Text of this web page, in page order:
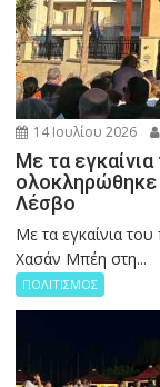
14 Ιουλίου 2026
Με τα
ολοκληρώθηκε
Λέσβο
Με τα εγκαίνια
Χασάν Μπέη στη...
ΠΟΛΙΤΙΣΜΟΣ